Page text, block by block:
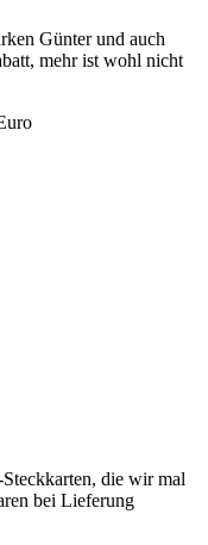
Günter und auch
mehr ist wohl nicht
die wir mal
bei Lieferung